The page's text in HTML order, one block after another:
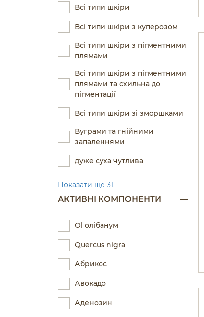
Всі типи шкіри
Всі типи шкіри з куперозом
Всі типи шкіри з пігментними
плямами
Всі типи шкіри з пігментними
плямами та схильна до
пігментації
Всі типи шкіри зі зморшками
Вуграми та гнійними
запаленнями
дуже суха чутлива
Показати ще 31
АКТИВНІ КОМПОНЕНТИ
Ol олібанум
Quercus nigra
Абрикос
Авокадо
Аденозин